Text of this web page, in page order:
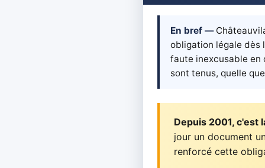
En bref —
obligation légale dès
faute inexcusable en
sont tenus, quelle
Depuis 2001, c'est
jour un document
renforcé cette